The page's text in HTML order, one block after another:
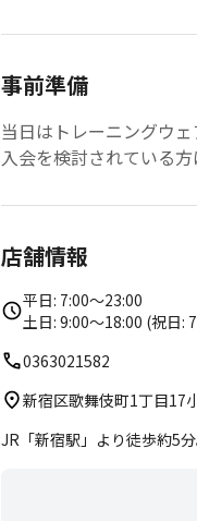
事前準備
当日はトレーニングウ
入会を検討されている
店舗情報
平日: 7:00〜23:00
土日: 9:00〜18:00 (祝日:
0363021582
新宿区歌舞伎町1丁目17
JR「新宿駅」より徒歩約5